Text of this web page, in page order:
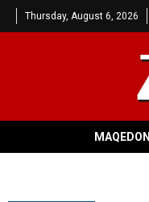
Thursday, August 6, 2026
MAQEDONI